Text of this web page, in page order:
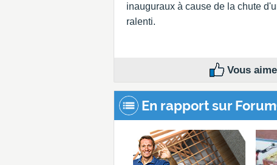
inauguraux à cause de la chute
ralenti.
Vous
En rapport sur